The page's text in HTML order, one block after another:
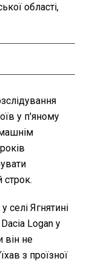
області,
у п'яному
строк.
селі Ягнятині
Logan у
він не
з проїзної